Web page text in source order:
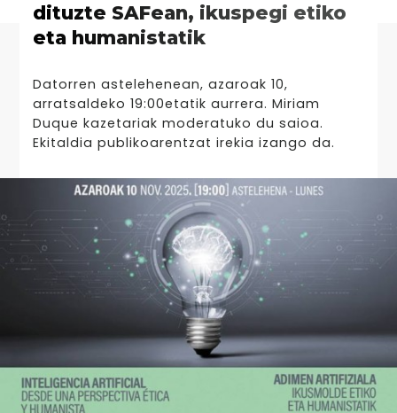
dituzte SAFean, ikuspegi etiko
eta humanistatik
Datorren astelehenean, azaroak 10,
arratsaldeko 19:00etatik aurrera. Miriam
Duque kazetariak moderatuko du saioa.
Ekitaldia publikoarentzat irekia izango da.